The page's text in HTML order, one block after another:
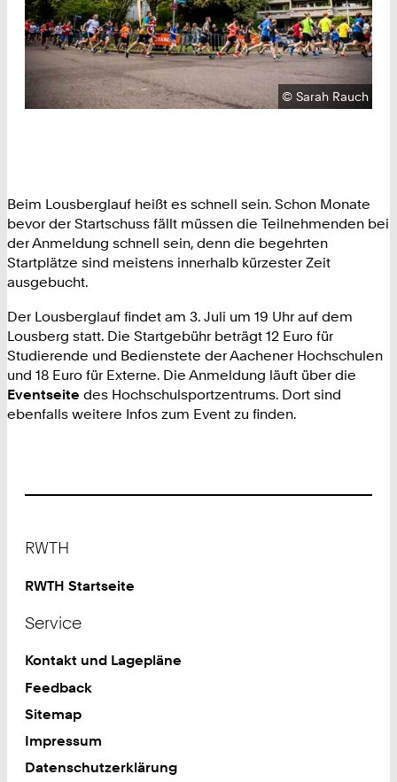
Urheberrecht:
©Sarah Rauch
Beim Lousberglauf heißt es schnell sein. Schon Monate
bevor der Startschuss fällt müssen die Teilnehmenden bei
der Anmeldung schnell sein, denn die begehrten
Startplätze sind meistens innerhalb kürzester Zeit
ausgebucht.
Der Lousberglauf findet am 3. Juli um 19 Uhr auf dem
Lousberg statt. Die Startgebühr beträgt 12 Euro für
Studierende und Bedienstete der Aachener Hochschulen
und 18 Euro für Externe. Die Anmeldung läuft über die
Eventseite des Hochschulsportzentrums. Dort sind
ebenfalls weitere Infos zum Event zu finden.
RWTH
RWTH Startseite
Service
Kontakt und Lagepläne
Feedback
Sitemap
Impressum
Datenschutzerklärung